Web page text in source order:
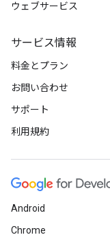
ウェブサービス
サービス情報
料金とプラン
お問い合わせ
サポート
利用規約
Android
Chrome